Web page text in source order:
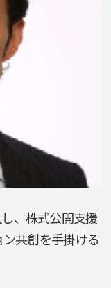
、株式公開支援
共創を手掛ける